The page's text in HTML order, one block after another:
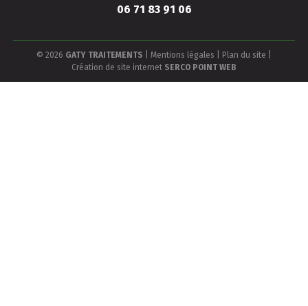
06 71 83 91 06
© 2026 GATY TRAITEMENTS Mentions légales Plan du site
Création de site internet SERCO POINT WEB